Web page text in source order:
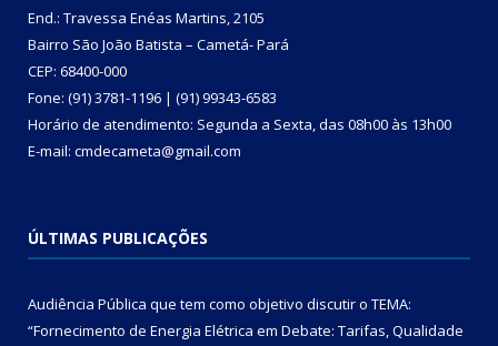
End.: Travessa Enéas Martins, 2105
Bairro São João Batista – Cametá- Pará
CEP: 68400-000
Fone: (91) 3781-1196 | (91) 99343-6583
Horário de atendimento: Segunda a Sexta, das 08h00 às 13h00
E-mail: cmdecameta@gmail.com
ÚLTIMAS PUBLICAÇÕES
Audiência Pública que tem como objetivo discutir o TEMA:
“Fornecimento de Energia Elétrica em Debate: Tarifas, Qualidade